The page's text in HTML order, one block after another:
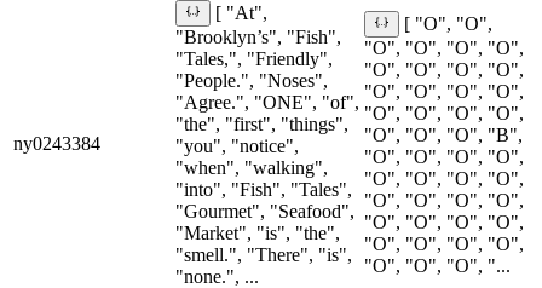
ny0243384
[ "At",
"Brooklyn’s", "Fish",
"Tales,", "Friendly",
"People.", "Noses",
"Agree.", "ONE", "of",
"the", "first", "things",
"you", "notice",
"when", "walking",
"into", "Fish", "Tales",
"Gourmet", "Seafood",
"Market", "is", "the",
"smell.", "There", "is",
"none.", ...
[ "O", "O",
"O", "O", "O", "O",
"O", "O", "O", "O",
"O", "O", "O", "O",
"O", "O", "O", "O",
"O", "O", "O", "B",
"O", "O", "O", "O",
"O", "O", "O", "O",
"O", "O", "O", "O",
"O", "O", "O", "O",
"O", "O", "O", "O",
"O", "O", "O", "...